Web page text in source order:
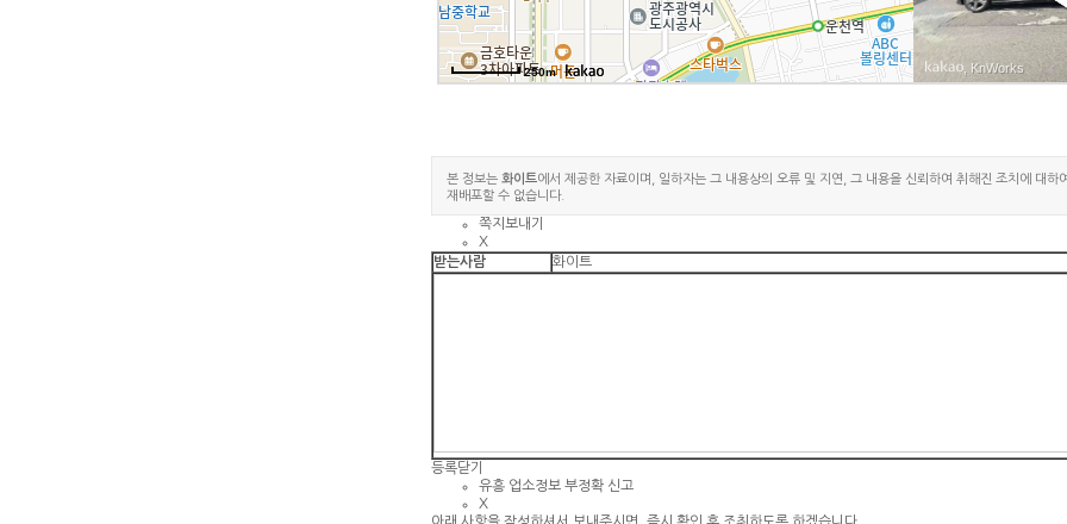
250m , KnWorks
본 정보는 화이트에서 제공한 자료이며, 일하자는 그 내용상의 오류 및 지연, 그 내용을 신뢰하여 취해진 조치에 대
재배포할 수 없습니다.
쪽지보내기
X
받는사람
화이트
등록닫기
유흥 업소정보 부정확 신고
X